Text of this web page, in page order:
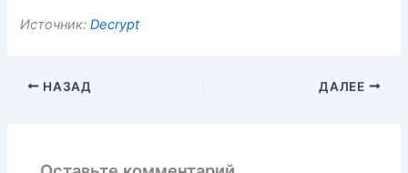
Источник:Decrypt
НАЗАД ДАЛЕЕ